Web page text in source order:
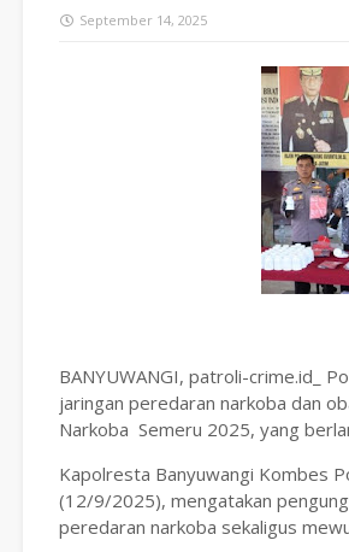
September 14, 2025
BANYUWANGI, patroli-crime.id_
jaringan peredaran narkoba dan
Narkoba Semeru 2025, yang
Kapolresta Banyuwangi Kombes
(12/9/2025), mengatakan
peredaran narkoba sekaligus